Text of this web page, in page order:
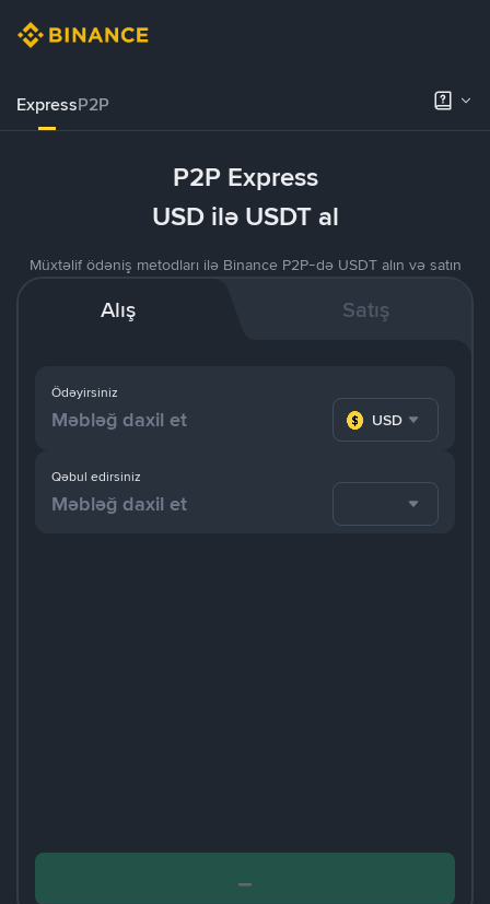
ExpressP2P
P2P Express
USD ilə USDT al
Müxtəlif ödəniş metodları ilə Binance P2P-də USDT alın və satın
Alış Satış
Ödəyirsiniz
USD
Qəbul edirsiniz